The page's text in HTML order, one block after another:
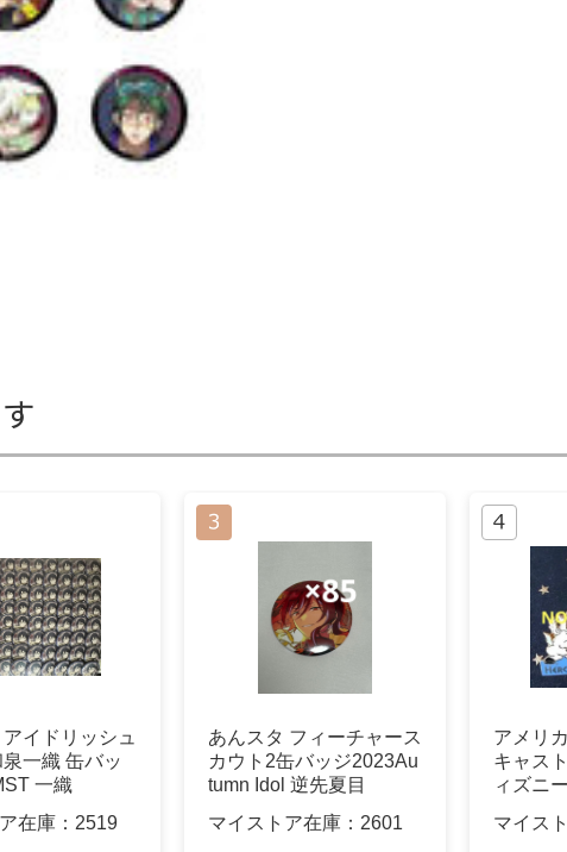
イドリッシュ
一織 缶バッ
一織
在庫： 2519
あんスタ フィーチャース
カウト2缶バッジ2023Au
tumn Idol 逆先夏目
マイストア在庫： 2601
アメリ
キャス
ィズニ
マイス